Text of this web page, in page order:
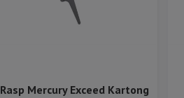
Rasp Mercury Exceed Kartong